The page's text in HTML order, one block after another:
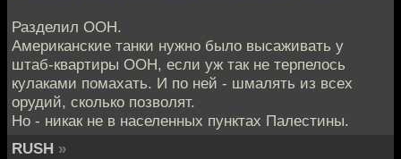
Разделил ООН.
Американские танки нужно было высаживать у
штаб-квартиры ООН, если уж так не терпелось
кулаками помахать. И по ней - шмалять из всех
орудий, сколько позволят.
Но - никак не в населенных пунктах Палестины.
RUSH »